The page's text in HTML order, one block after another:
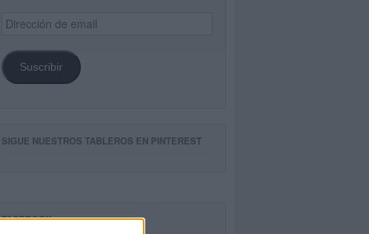
Dirección
de
Suscribir
SIGUE NUESTROS TABLEROS EN PINTEREST
FACEBOOK